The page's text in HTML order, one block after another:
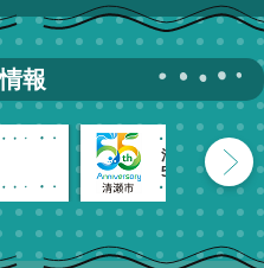
報
清瀬市
55周年記念